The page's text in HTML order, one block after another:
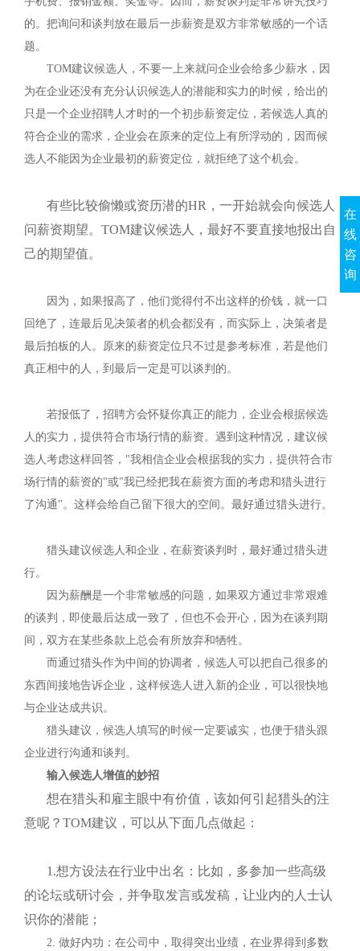
的。把询问和谈判放在最后一步薪资是双方非常敏感的一个话
题。
TOM建议候选人，不要一上来就问企业会给多少薪水，因
为在企业还没有充分认识候选人的潜能和实力的时候，给出的
只是一个企业招聘人才时的一个初步薪资定位，若候选人真的
符合企业的需求，企业会在原来的定位上有所浮动的，因而候
选人不能因为企业最初的薪资定位，就拒绝了这个机会。
有些比较偷懒或资历潜的HR ，一开始就会向候选人
问薪资期望。 TOM建议候选人，最好不要直接地报出自
己的期望值。
因为，如果报高了，他们觉得付不出这样的价钱，就一口
回绝了，连最后见决策者的机会都没有，而实际上，决策者是
最后拍板的人。原来的薪资定位只不过是参考标准，若是他们
真正相中的人，到最后一定是可以谈判的。
若报低了，招聘方会怀疑你真正的能力，企业会根据候选
人的实力，提供符合市场行情的薪资。遇到这种情况，建议候
选人考虑这样回答，"我相信企业会根据我的实力，提供符合市
场行情的薪资的"或"我已经把我在薪资方面的考虑和猎头进行
了沟通"。这样会给自己留下很大的空间。最好通过猎头进行。
猎头建议候选人和企业，在薪资谈判时，最好通过猎头进
行。
因为薪酬是一个非常敏感的问题，如果双方通过非常艰难
的谈判，即使最后达成一致了，但也不会开心，因为在谈判期
间，双方在某些条款上总会有所放弃和牺牲。
而通过猎头作为中间的协调者，候选人可以把自己很多的
东西间接地告诉企业，这样候选人进入新的企业，可以很快地
与企业达成共识。
猎头建议，候选人填写的时候一定要诚实，也便于猎头跟
企业进行沟通和谈判。
输入候选人增值的妙招
想在猎头和雇主眼中有价值，该如何引起猎头的注
意呢？ TOM建议，可以从下面几点做起：
1.想方设法在行业中出名：比如，多参加一些高级
的论坛或研讨会，并争取发言或发稿，让业内的人士认
识你的潜能；
2. 做好内功：在公司中，取得突出业绩，在业界得到多数
在
线
咨
询